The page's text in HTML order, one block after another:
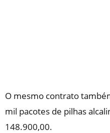
O mesmo contrato
mil pacotes de pilhas
148.900,00.